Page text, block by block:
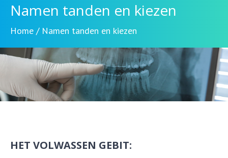
Namen tanden en kiezen
Home / Namen tanden en kiezen
HET VOLWASSEN GEBIT: